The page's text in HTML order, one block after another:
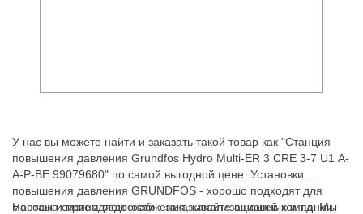
У нас вы можете найти и заказать такой товар как "Станция
повышения давления Grundfos Hydro Multi-ER 3 CRE 3-7 U1 A-
A-P-BE 99079680" по самой выгодной цене. Установки
повышения давления GRUNDFOS - хорошо подходят для
монтажа систем водоснабжения, канализационных и т.д. Мы
Насосы и принадлежности - заказывайте в нашей компании